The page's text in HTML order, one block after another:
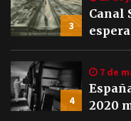
3
Canal
4
7 de
2020